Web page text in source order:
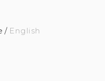
/ English